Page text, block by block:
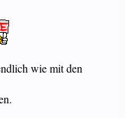
wie mit den